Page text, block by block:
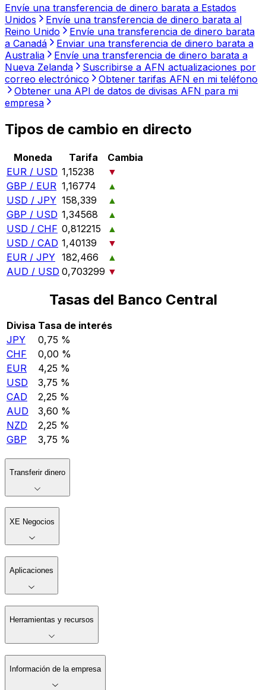
Envíe una transferencia de dinero barata a Estados
Unidos
Envíe una transferencia de dinero barata al
Reino Unido
Envíe una transferencia de dinero barata
a Canadá
Enviar una transferencia de dinero barata a
Australia
Envíe una transferencia de dinero barata a
Nueva Zelanda
Suscribirse a AFN actualizaciones por
correo electrónico
Obtener tarifas AFN en mi teléfono
Obtener una API de datos de divisas AFN para mi
empresa
Tipos de cambio en directo
Moneda Tarifa
Cambia
EUR / USD 1,15238
▼
GBP / EUR 1,16774
▲
USD / JPY 158,339
▲
GBP / USD 1,34568
▲
USD / CHF 0,812215
▲
USD / CAD 1,40139
▼
EUR / JPY 182,466
▲
AUD / USD 0,703299 ▼
Tasas del Banco Central
Divisa Tasa de interés
JPY
0,75 %
CHF
0,00 %
EUR
4,25 %
USD
3,75 %
CAD
2,25 %
AUD
3,60 %
NZD
2,25 %
GBP
3,75 %
Transferir dinero
XE Negocios
Aplicaciones
Herramientas y recursos
Información de la empresa